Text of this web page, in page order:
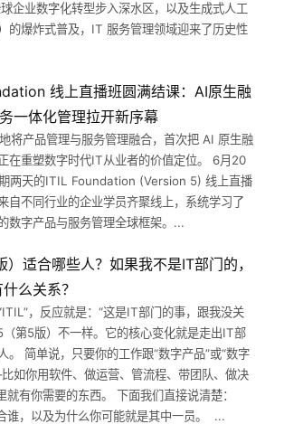
企业数字化转型步入深水区，以及生成式人工
的爆炸式普及，IT 服务管理领域迎来了历史性
线上直播班圆满结课：AI原生融
一体化管理拉开新序幕
将产品管理与服务管理融合，首次把 AI 原生融
在重塑数字时代IT从业者的价值定位。 6月20
两天的ITIL Foundation (Version 5) 线上直播
自不同行业的企业学员齐聚线上，系统学习了
数字产品与服务管理全球框架。...
）适合哪些人？如果我不是IT部门的，
么关系？
，反应就是：“这是IT部门的事，跟我没关
第5版）不一样。它的核心变化就是走出IT部
。 简单说，只要你的工作跟“数字产品”或“数字
如你用软件、做运营、管流程、带团队、做决
有你需要的东西。 下面我们直接说清楚：
谁，以及为什么你可能就是其中一员。 ...